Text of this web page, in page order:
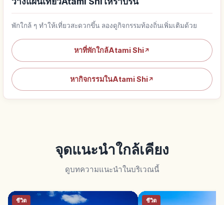
พักใกล้ ๆ ทำให้เที่ยวสะดวกขึ้น ลองดูกิจกรรมท้องถิ่นเพิ่มเติมด้วย
หาที่พักใกล้Atami Shi↗
หากิจกรรมในAtami Shi↗
จุดแนะนำใกล้เคียง
ดูบทความแนะนำในบริเวณนี้
ชีวิต ชีวิต